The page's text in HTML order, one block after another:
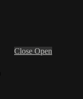
Close Open